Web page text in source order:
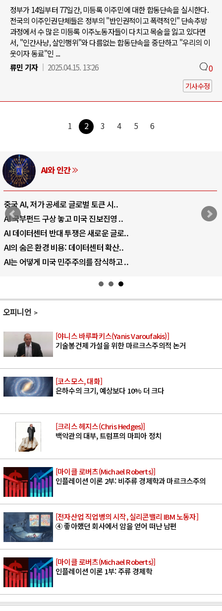
정부가 14일부터 77일간, 미등록 이주민에 대한 합동단속을 실시한다.
전국의 이주인권단체들은 정부의 "반인권적이고 폭력적인" 단속추방
과정에서 수 많은 미등록 이주노동자들이 다치고 목숨을 잃고 있다면
서, "인간사냥, 살인행위"와 다름없는 합동단속을 중단하고 "우리의 이
웃이자 동료"인 ...
류민 기자
2025.04.15. 13:26 0
기사수정
1 2 3 4 5 6
AI와 인간
중국 AI, 저가 공세로 글로벌 토큰 시..
AI 국부펀드 구상 놓고 미국 진보진영 ..
AI 데이터센터 반대 투쟁은 새로운 글로..
AI의 숨은 환경 비용: 데이터센터 확산..
AI는 어떻게 미국 민주주의를 잠식하고 ..
오피니언
[야니스 바루파키스(Yanis Varoufakis)]
기술봉건제 가설을 위한 마르크스주의적 논거
[코스모스, 대화]
은하수의 크기, 예상보다 10% 더 크다
[크리스 헤지스(Chris Hedges)]
백악관의 대부, 트럼프의 마피아 정치
[마이클 로버츠(Michael Roberts)]
인플레이션 이론 2부: 비주류 경제학과 마르크스주의
[전자산업 직업병의 시작, 실리콘밸리 IBM 노동자]
④ 좋아했던 회사에서 암을 얻어 떠난 남편
[마이클 로버츠(Michael Roberts)]
인플레이션 이론 1부: 주류 경제학